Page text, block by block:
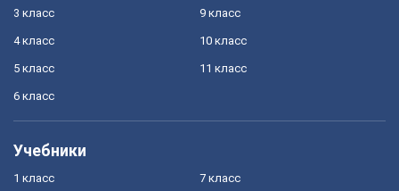
3 класс
4 класс
5 класс
6 класс
9 класс
10 класс
11 класс
Учебники
1 класс 7 класс